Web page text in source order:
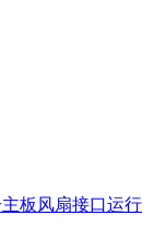
板风扇接口运行